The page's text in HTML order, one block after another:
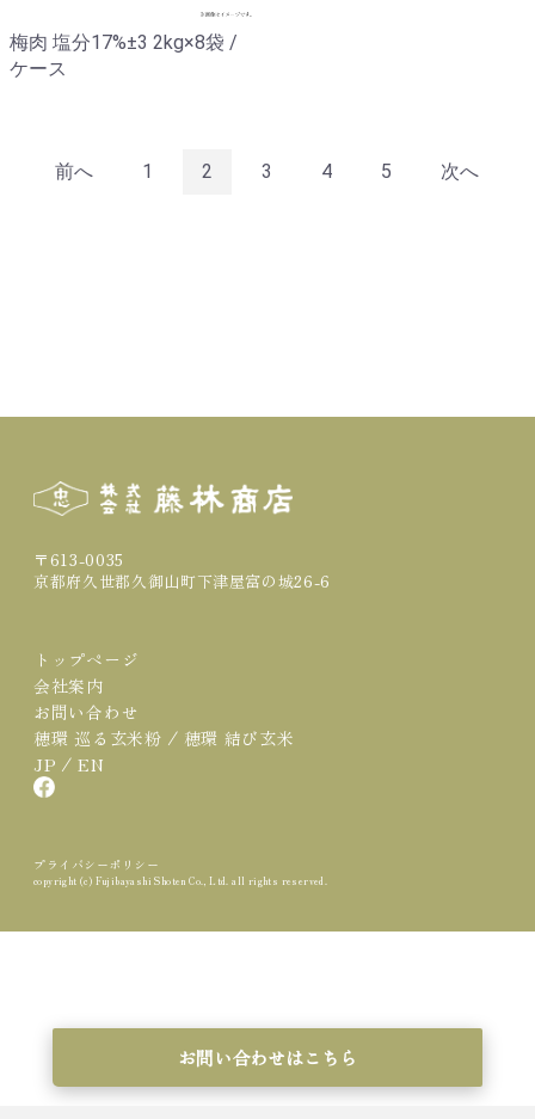
梅肉 塩分17%±3 2kg×8袋 /
ケース
前へ 1 2 3 4 5 次へ
〒613-0035
京都府久世郡久御山町下津屋富の城26-6
トップページ
会社案内
お問い合わせ
穂環 巡る玄米粉 / 穂環 結び玄米
JP /EN
プライバシーポリシー
copyright (c) Fujibayashi Shoten Co., Ltd. all rights reserved.
お問い合わせはこちら